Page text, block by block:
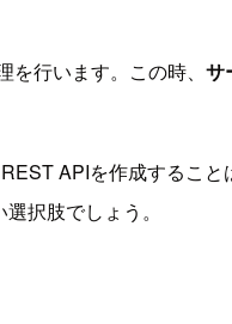
行います。この時、 サ
APIを作成するこ
択肢でしょう。